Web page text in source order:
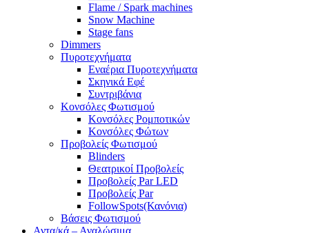
Flame / Spark machines
Snow Machine
Stage fans
Dimmers
Πυροτεχνήματα
Εναέρια Πυροτεχνήματα
Σκηνικά Εφέ
Συντριβάνια
Κονσόλες Φωτισμού
Κονσόλες Ρομποτικών
Κονσόλες Φώτων
Προβολείς Φωτισμού
Blinders
Θεατρικοί Προβολείς
Προβολείς Par LED
Προβολείς Par
FollowSpots(Κανόνια)
Βάσεις Φωτισμού
Αντα/κά – Αναλώσιμα